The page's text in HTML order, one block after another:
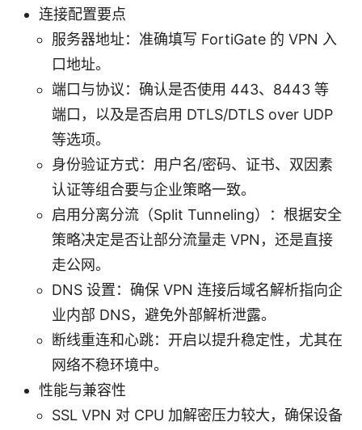
连接配置要点
服务器地址：准确填写 FortiGate 的 VPN 入
口地址。
端口与协议：确认是否使用 443、8443 等
端口，以及是否启用 DTLS/DTLS over UDP
等选项。
身份验证方式：用户名/密码、证书、双因素
认证等组合要与企业策略一致。
启用分离分流（Split Tunneling）：根据安全
策略决定是否让部分流量走 VPN，还是直接
走公网。
DNS 设置：确保 VPN 连接后域名解析指向企
业内部 DNS，避免外部解析泄露。
断线重连和心跳：开启以提升稳定性，尤其在
网络不稳环境中。
性能与兼容性
SSL VPN 对 CPU 加解密压力较大，确保设备